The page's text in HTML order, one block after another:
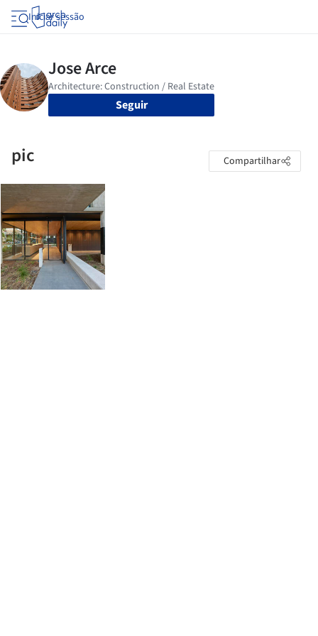
Iniciar sessão
Seguir
pic Compartilhar